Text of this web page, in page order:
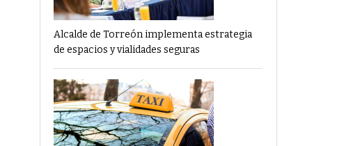
Alcalde de Torreón implementa estrategia
de espacios y vialidades seguras